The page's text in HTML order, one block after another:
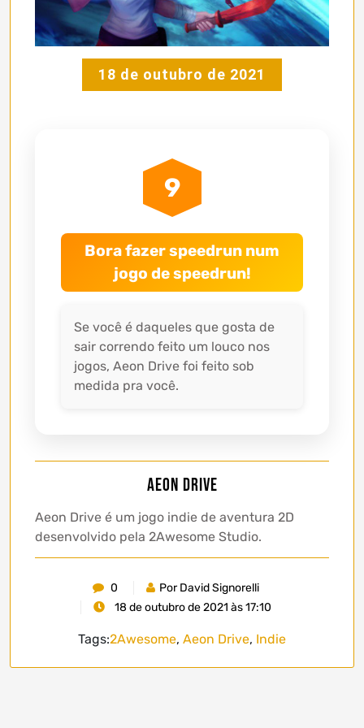
18 de outubro de 2021
9
Bora fazer speedrun num
jogo de speedrun!
Se você é daqueles que gosta de
sair correndo feito um louco nos
jogos, Aeon Drive foi feito sob
medida pra você.
Aeon Drive
Aeon Drive é um jogo indie de aventura 2D
desenvolvido pela 2Awesome Studio.
0
Por David Signorelli
18 de outubro de 2021 às 17:10
Tags:2Awesome, Aeon Drive, Indie